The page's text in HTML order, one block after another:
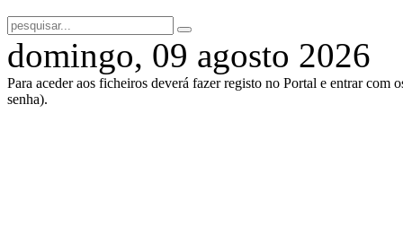
domingo, 09 agosto 2026
Para aceder aos ficheiros deverá fazer registo no Portal e entrar com
senha).